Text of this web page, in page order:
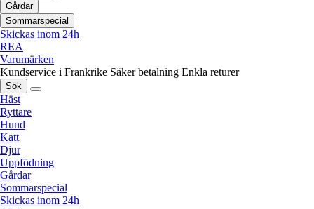
Gårdar
Sommarspecial
Skickas inom 24h
REA
Varumärken
Kundservice i Frankrike Säker betalning Enkla returer
Sök
Häst
Ryttare
Hund
Katt
Djur
Uppfödning
Gårdar
Sommarspecial
Skickas inom 24h